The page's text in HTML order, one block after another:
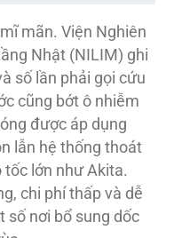
mãn. Viện Nghiên
Nhật (NILIM) ghi
số lần phải gọi cứu
cũng bớt ô nhiễm
được áp dụng
lẫn hệ thống thoát
lớn như Akita.
chi phí thấp và dễ
số nơi bổ sung dốc